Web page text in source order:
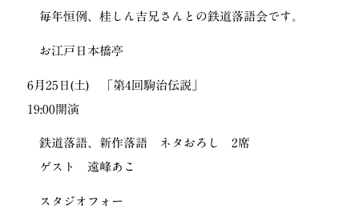
毎年恒例、桂しん吉兄さんとの鉄道落語会です。
お江戸日本橋亭
6月25日(土) 「第4回駒治伝説」
19:00開演
鉄道落語、新作落語 ネタおろし 2席
ゲスト 遠峰あこ
スタジオフォー